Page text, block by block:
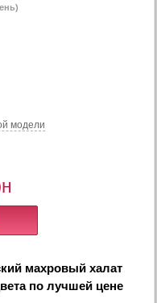
модели
махровый халат
по лучшей цене